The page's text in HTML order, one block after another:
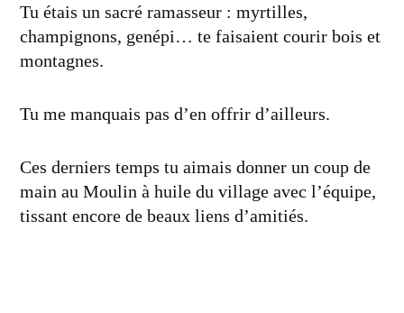
Tu étais un sacré ramasseur : myrtilles,
champignons, genépi… te faisaient courir bois et
montagnes.
Tu me manquais pas d’en offrir d’ailleurs.
Ces derniers temps tu aimais donner un coup de
main au Moulin à huile du village avec l’équipe,
tissant encore de beaux liens d’amitiés.